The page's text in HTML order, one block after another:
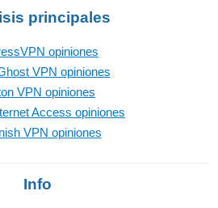
principales
opiniones
VPN opiniones
VPN opiniones
Access opiniones
VPN opiniones
Info